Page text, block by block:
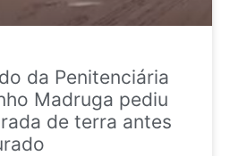
da Penitenciária
Madruga pediu
de terra antes